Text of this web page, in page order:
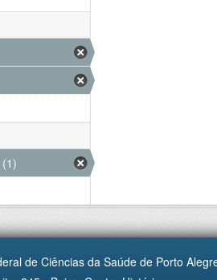
de Ciências da Saúde de Porto